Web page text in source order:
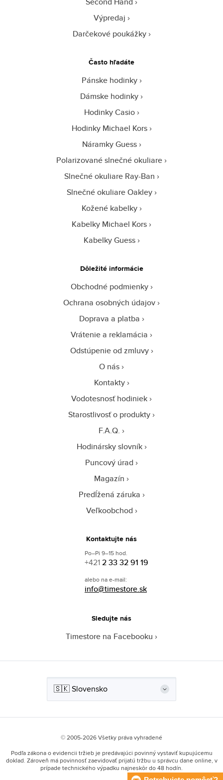
Výpredaj
Darčekové poukážky
Často hľadáte
Pánske hodinky
Dámske hodinky
Hodinky Casio
Hodinky Michael Kors
Náramky Guess
Polarizované slnečné okuliare
Slnečné okuliare Ray-Ban
Slnečné okuliare Oakley
Kožené kabelky
Kabelky Michael Kors
Kabelky Guess
Dôležité informácie
Obchodné podmienky
Ochrana osobných údajov
Doprava a platba
Vrátenie a reklamácia
Odstúpenie od zmluvy
O nás
Kontakty
Vodotesnosť hodiniek
Starostlivosť o produkty
F.A.Q.
Hodinársky slovník
Puncový úrad
Magazín
Predĺžená záruka
Veľkoobchod
Kontaktujte nás
Po–Pi 9–15 hod.
+4212 33 32 91 19
alebo na e-mail:
info@timestore.sk
Sledujte nás
Timestore na Facebooku
© 2005-2026 Všetky práva vyhradené
Podľa zákona o evidencii tržieb je predávajúci povinný vystaviť kupujúcemu
doklad. Zároveň má povinnosť zaevidovať prijatú tržbu u správcu dane online, v
prípade technického výpadku najneskôr do 48 hodín.